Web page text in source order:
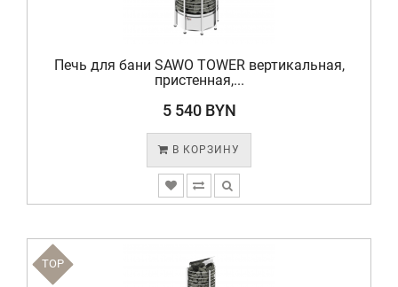
Печь для бани SAWO TOWER вертикальная,
пристенная,...
5 540 BYN
В КОРЗИНУ
TOP